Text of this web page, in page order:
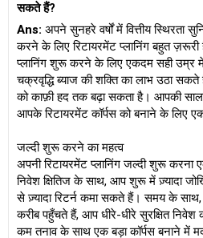
सकते हैं?
Ans: अपने सुनहरे वर्षों में वित्तीय स्थिरता
करने के लिए रिटायरमेंट प्लानिंग बहुत
प्लानिंग शुरू करने के लिए एकदम सही
चक्रवृद्धि ब्याज की शक्ति का लाभ उठा
को काफ़ी हद तक बढ़ा सकता है। आपकी
आपके रिटायरमेंट कॉर्पस को बनाने के लिए
जल्दी शुरू करने का महत्व
अपनी रिटायरमेंट प्लानिंग जल्दी शुरू
निवेश क्षितिज के साथ, आप शुरू में ज़्यादा
से ज़्यादा रिटर्न कमा सकते हैं। समय के
करीब पहुँचते हैं, आप धीरे-धीरे सुरक्षित
कम तनाव के साथ एक बड़ा कॉर्पस बनाने में